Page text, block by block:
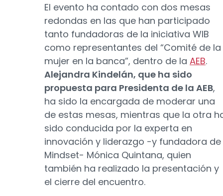
El evento ha contado con dos mesas
redondas en las que han participado
tanto fundadoras de la iniciativa WIB
como representantes del “Comité de la
mujer en la banca”, dentro de la AEB.
Alejandra Kindelán, que ha sido
propuesta para Presidenta de la AEB,
ha sido la encargada de moderar una
de estas mesas, mientras que la otra
sido conducida por la experta en
innovación y liderazgo -y fundadora de
Mindset- Mónica Quintana, quien
también ha realizado la presentación y
el cierre del encuentro.